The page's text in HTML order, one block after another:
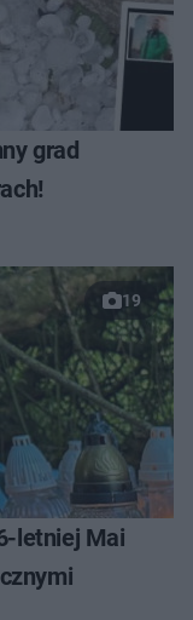
grad
19
letniej Mai